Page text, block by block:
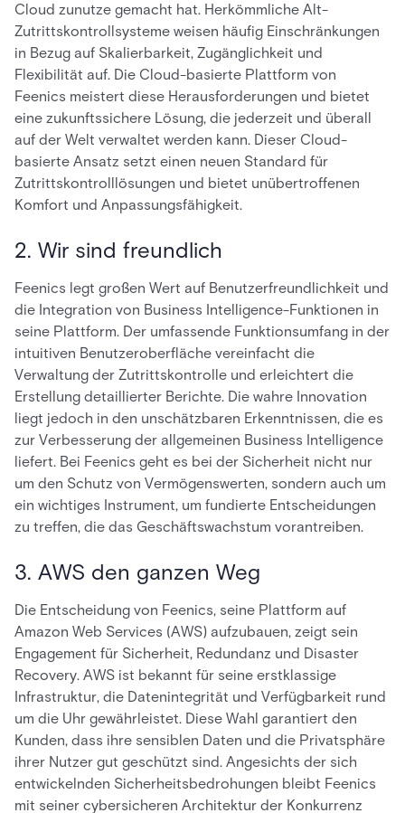
Cloud zunutze gemacht hat. Herkömmliche Alt-
Zutrittskontrollsysteme weisen häufig Einschränkungen
in Bezug auf Skalierbarkeit, Zugänglichkeit und
Flexibilität auf. Die Cloud-basierte Plattform von
Feenics meistert diese Herausforderungen und bietet
eine zukunftssichere Lösung, die jederzeit und überall
auf der Welt verwaltet werden kann. Dieser Cloud-
basierte Ansatz setzt einen neuen Standard für
Zutrittskontrolllösungen und bietet unübertroffenen
Komfort und Anpassungsfähigkeit.
2. Wir sind freundlich
Feenics legt großen Wert auf Benutzerfreundlichkeit und
die Integration von Business Intelligence-Funktionen in
seine Plattform. Der umfassende Funktionsumfang in der
intuitiven Benutzeroberfläche vereinfacht die
Verwaltung der Zutrittskontrolle und erleichtert die
Erstellung detaillierter Berichte. Die wahre Innovation
liegt jedoch in den unschätzbaren Erkenntnissen, die es
zur Verbesserung der allgemeinen Business Intelligence
liefert. Bei Feenics geht es bei der Sicherheit nicht nur
um den Schutz von Vermögenswerten, sondern auch um
ein wichtiges Instrument, um fundierte Entscheidungen
zu treffen, die das Geschäftswachstum vorantreiben.
3. AWS den ganzen Weg
Die Entscheidung von Feenics, seine Plattform auf
Amazon Web Services (AWS) aufzubauen, zeigt sein
Engagement für Sicherheit, Redundanz und Disaster
Recovery. AWS ist bekannt für seine erstklassige
Infrastruktur, die Datenintegrität und Verfügbarkeit rund
um die Uhr gewährleistet. Diese Wahl garantiert den
Kunden, dass ihre sensiblen Daten und die Privatsphäre
ihrer Nutzer gut geschützt sind. Angesichts der sich
entwickelnden Sicherheitsbedrohungen bleibt Feenics
mit seiner cybersicheren Architektur der Konkurrenz